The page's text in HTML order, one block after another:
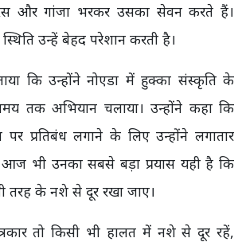
और गांजा भरकर उसका सेवन करते हैं।
उन्हें बेहद परेशान करती है।
कि उन्होंने नोएडा में हुक्का संस्कृति के
तक अभियान चलाया। उन्होंने कहा कि
पर प्रतिबंध लगाने के लिए उन्होंने लगातार
भी उनका सबसे बड़ा प्रयास यही है कि
तरह के नशे से दूर रखा जाए।
तो किसी भी हालत में नशे से दूर रहें,